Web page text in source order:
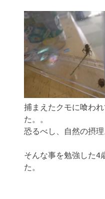
捕まえたクモに喰わ
た。。
恐るべし、自然の摂理
そんな事を勉強した4
た。